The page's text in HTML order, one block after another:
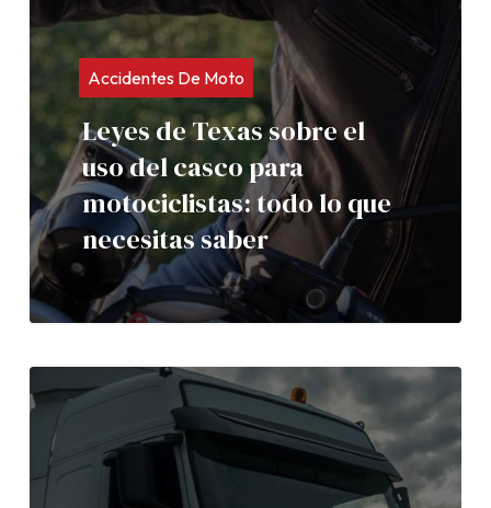
Accidentes De Moto
Leyes de Texas sobre el
uso del casco para
motociclistas: todo lo que
necesitas saber